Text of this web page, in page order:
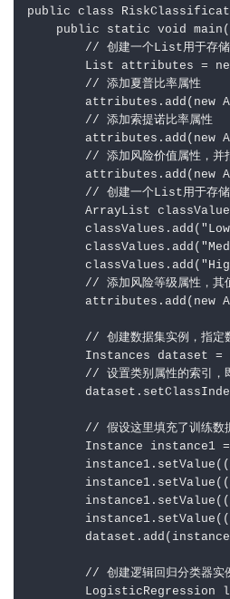
public class
public static void
// 创建一个List用于存储
List attributes =
        // 添加夏普比率属性
attributes.add(new
        // 添加索提诺比率属性
attributes.add(new
// 添加风险价值属性，并
attributes.add(new
// 创建一个List用于存储
ArrayList
// 添加风险等级属性，
attributes.add(new
// 创建数据集实例，指定
Instances dataset =
// 设置类别属性的索引，
// 假设这里填充了训练数
Instance instance1
// 创建逻辑回归分类器实
LogisticRegression